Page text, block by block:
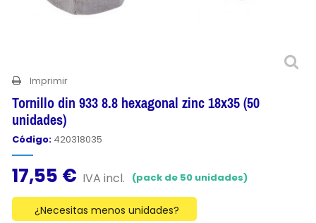
Imprimir
Tornillo din 933 8.8 hexagonal zinc 18x35 (50
unidades)
Código: 420318035
17,55 € IVA incl. (pack de 50 unidades)
¿Necesitas menos unidades?